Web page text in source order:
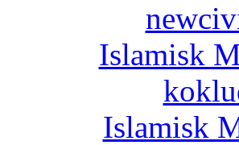
Islamisk
Islamisk